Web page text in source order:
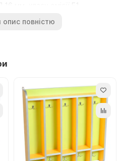
мм, класу емісії Е1,
кромкою ПВХ
в Київ у розібраному вигляді,
упаковки.
та в роздріб. Призначений для
навчальних закладів, для
опис повністю